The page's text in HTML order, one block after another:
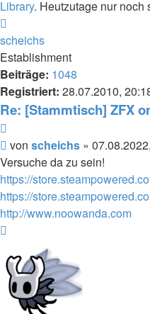
Library. Heutzutage nur noch
oben
scheichs
Establishment
Beiträge: 1048
Registriert: 28.07.2010,
Re: [Stammtisch] ZFX
Beitrag
von scheichs »
Versuche da zu sein!
https://
https://
http://www.noowanda.com